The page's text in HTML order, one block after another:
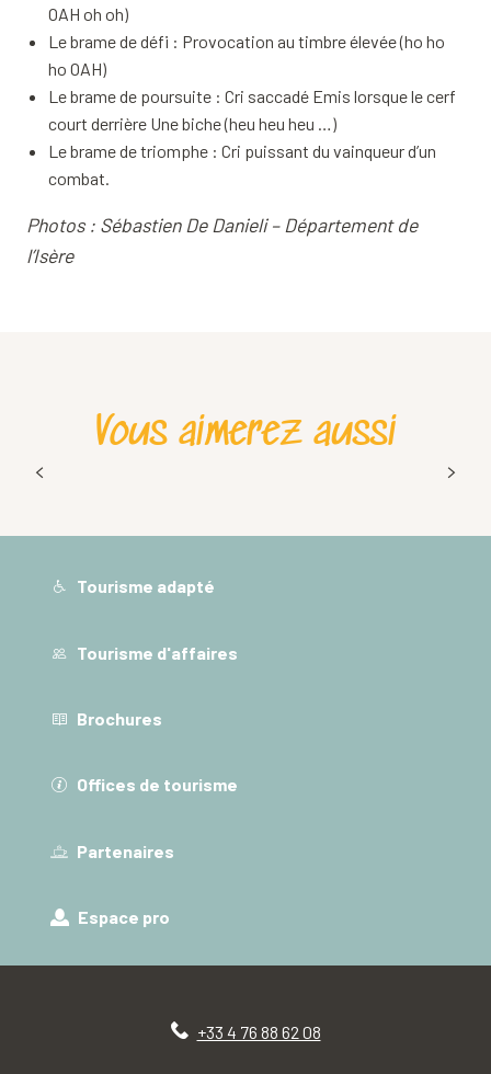
OAH oh oh)
Le brame de défi : Provocation au timbre élevée (ho ho
ho OAH)
Le brame de poursuite : Cri saccadé Emis lorsque le cerf
court derrière Une biche (heu heu heu …)
Le brame de triomphe : Cri puissant du vainqueur d’un
combat.
Photos : Sébastien De Danieli – Département de
l’Isère
Vous aimerez aussi
Que faire en Chartreuse le soir ? Nos plus
Tourisme adapté
Tourisme d'affaires
Brochures
Offices de tourisme
Partenaires
Espace pro
+33 4 76 88 62 08